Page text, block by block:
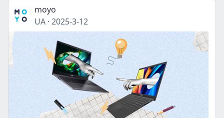
moyo
UA · 2025-3-12